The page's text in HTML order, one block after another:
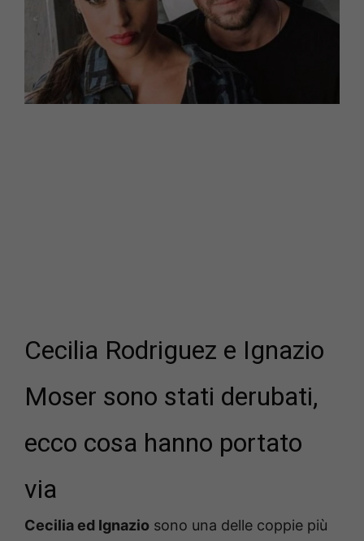
Cecilia Rodriguez e Ignazio
Moser sono stati derubati,
ecco cosa hanno portato
via
Cecilia ed Ignazio sono una delle coppie più